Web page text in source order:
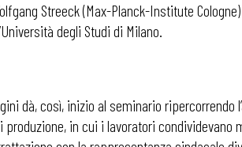
Streeck (Max-Planck-Institute
degli Studi di Milano.
dà, così, inizio al seminario ripercorrendo
in cui i lavoratori condividevano